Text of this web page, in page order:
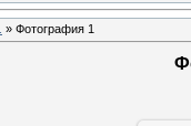
» Фотография 1